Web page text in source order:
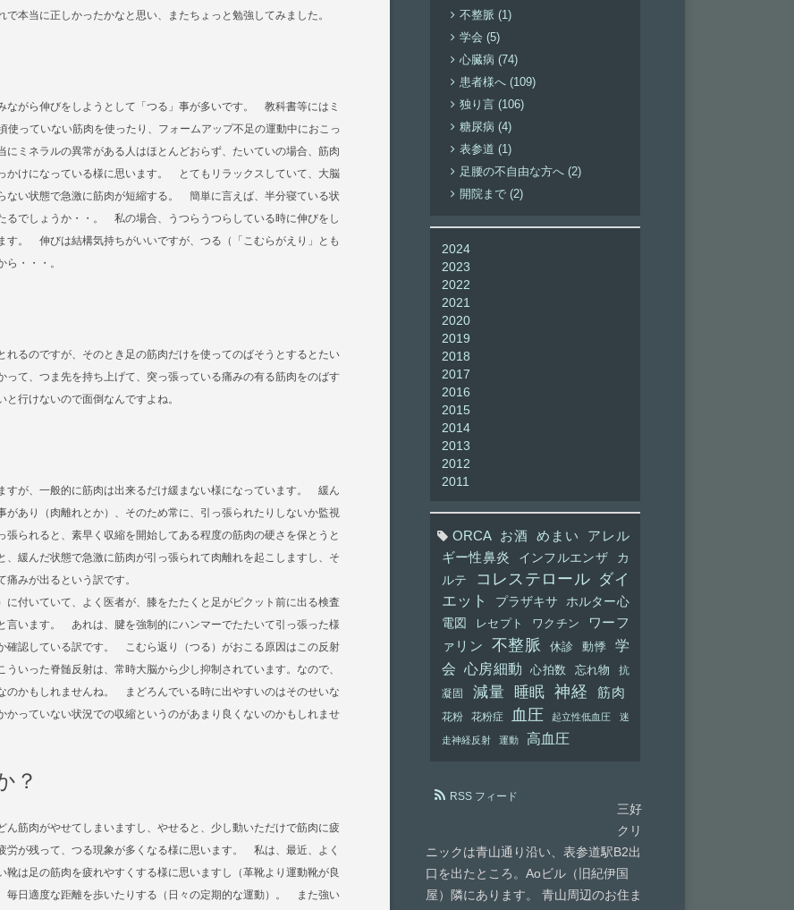
本当に正しかったかなと思い、またちょっと勉強してみました。
がら伸びをしようとして「つる」事が多いです。 教科書等にはミ
使っていない筋肉を使ったり、フォームアップ不足の運動中におこっ
ミネラルの異常がある人はほとんどおらず、たいていの場合、筋肉
かけになっている様に思います。 とてもリラックスしていて、大脳
ない状態で急激に筋肉が短縮する。 簡単に言えば、半分寝ている状
るでしょうか・・。 私の場合、うつらうつらしている時に伸びをし
す。 伸びは結構気持ちがいいですが、つる（「こむらがえり」とも
・・・。
るのですが、そのとき足の筋肉だけを使ってのばそうとするとたい
て、つま先を持ち上げて、突っ張っている痛みの有る筋肉をのばす
行けないので面倒なんですよね。
すが、一般的に筋肉は出来るだけ緩まない様になっています。 緩ん
あり（肉離れとか）、そのため常に、引っ張られたりしないか監視
られると、素早く収縮を開始してある程度の筋肉の硬さを保とうと
緩んだ状態で急激に筋肉が引っ張られて肉離れを起こしますし、そ
みが出るという訳です。
付いていて、よく医者が、膝をたたくと足がピクット前に出る検査
います。 あれは、腱を強制的にハンマーでたたいて引っ張った様
確認している訳です。 こむら返り（つる）がおこる原因はこの反射
いった脊髄反射は、常時大脳から少し抑制されています。なので、
のかもしれませんね。 まどろんでいる時に出やすいのはそのせいな
っていない状況での収縮というのがあまり良くないのかもしれませ
？
筋肉がやせてしまいますし、やせると、少し動いただけで筋肉に疲
が残って、つる現象が多くなる様に思います。 私は、最近、よく
は足の筋肉を疲れやすくする様に思いますし（革靴より運動靴が良
毎日適度な距離を歩いたりする（日々の定期的な運動）。 また強い
不整脈 (1)
学会 (5)
心臓病 (74)
患者様へ (109)
独り言 (106)
糖尿病 (4)
表参道 (1)
足腰の不自由な方へ (2)
開院まで (2)
2024
2023
2022
2021
2020
2019
2018
2017
2016
2015
2014
2013
2012
2011
ORCA お酒 めまい
アレル
ギー性鼻炎
インフルエンザ
カ
ルテ
コレステロール ダイ
エット
プラザキサ
ホルター心
電図
レセプト ワクチン
ワーフ
ァリン
不整脈 休診 動悸
学
会 心房細動 心拍数 忘れ物
抗
凝固
減量 睡眠 神経 筋肉
花粉 花粉症 血圧 起立性低血圧 迷
走神経反射 運動 高血圧
RSS フィード
三好
クリ
ニックは青山通り沿い、表参道駅B2出
口を出たところ。Aoビル（旧紀伊国
屋）隣にあります。 青山周辺のお住ま